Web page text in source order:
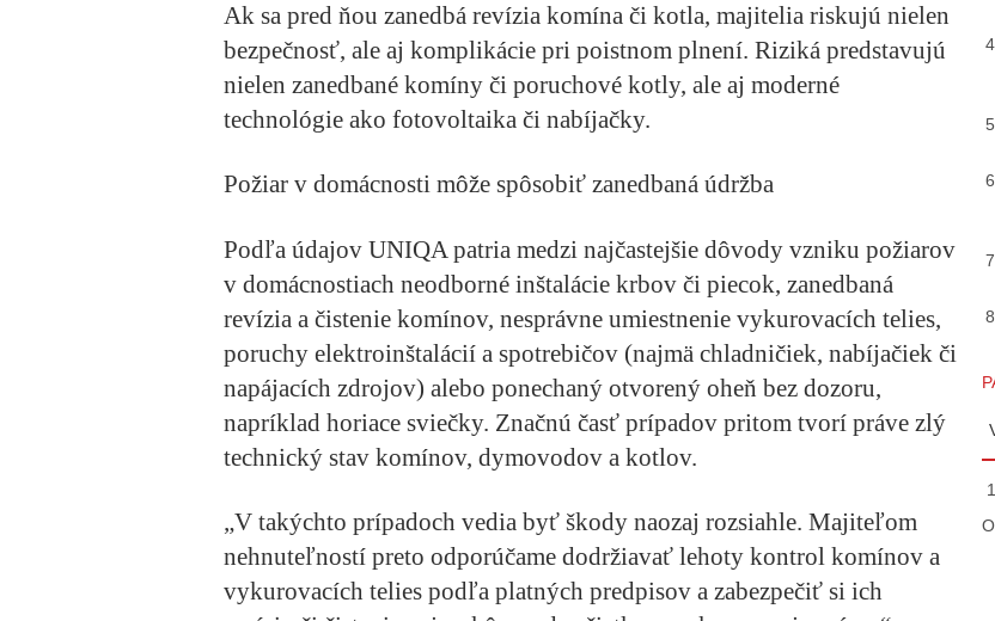
Ak sa pred ňou zanedbá revízia komína či kotla, majitelia riskujú nielen
bezpečnosť, ale aj komplikácie pri poistnom plnení. Riziká predstavujú
nielen zanedbané komíny či poruchové kotly, ale aj moderné
technológie ako fotovoltaika či nabíjačky.
Požiar v domácnosti môže spôsobiť zanedbaná údržba
Podľa údajov UNIQA patria medzi najčastejšie dôvody vzniku požiarov
v domácnostiach neodborné inštalácie krbov či piecok, zanedbaná
revízia a čistenie komínov, nesprávne umiestnenie vykurovacích telies,
poruchy elektroinštalácií a spotrebičov (najmä chladničiek, nabíjačiek či
napájacích zdrojov) alebo ponechaný otvorený oheň bez dozoru,
napríklad horiace sviečky. Značnú časť prípadov pritom tvorí práve zlý
technický stav komínov, dymovodov a kotlov.
„V takýchto prípadoch vedia byť škody naozaj rozsiahle. Majiteľom
nehnuteľností preto odporúčame dodržiavať lehoty kontrol komínov a
vykurovacích telies podľa platných predpisov a zabezpečiť si ich
4
5
6
7
8